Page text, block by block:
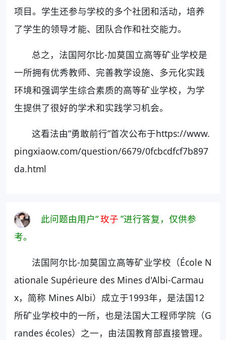
项目。学生还参与学校的多个社团和活动，培养
了学生的领导才能、团队合作和社交能力。
总之，法国阿尔比-加莫国立高等矿业学校是
一所拥有优秀教师、完善教学设施、多元化实践
环境和强调学生综合素质的高等矿业学校，为学
生提供了很好的学术和实践学习机会。
这看法由“勇敢前行”首次公布于https://www.
pingxiaow.com/question/6679/0fcbcdfcf7b897
da.html
此问题由用户“玫子 ”进行答复，仅供参
考。
法国阿尔比-加莫国立高等矿业学校（École N
ationale Supérieure des Mines d'Albi-Carmau
x，简称 Mines Albi）成立于1993年，是法国12
所矿业学校中的一所，也是法国大工程师学院（G
randes écoles）之一，由法国教育部直接管理。